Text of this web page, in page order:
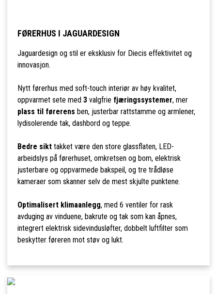
FØRERHUS I JAGUARDESIGN
Jaguardesign og stil er eksklusiv for Diecis effektivitet og
innovasjon.
Nytt førerhus med soft-touch interiør av høy kvalitet,
oppvarmet sete med 3valgfrie fjæringssystemer, mer
plass til førerens ben, justerbar rattstamme og armlener,
lydisolerende tak, dashbord og teppe.
Bedre sikttakket være den store glassflaten, LED-
arbeidslys på førerhuset, omkretsen og bom, elektrisk
justerbare og oppvarmede bakspeil, og tre trådløse
kameraer som skanner selv de mest skjulte punktene.
Optimalisert klimaanlegg, med 6 ventiler for rask
avduging av vinduene, bakrute og tak som kan åpnes,
integrert elektrisk sidevindusløfter, dobbelt luftfilter som
beskytter føreren mot støv og lukt.